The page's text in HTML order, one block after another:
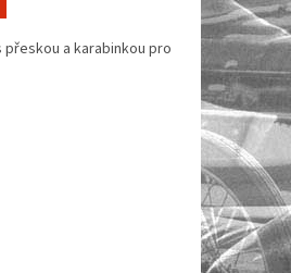
přeskou a karabinkou pro